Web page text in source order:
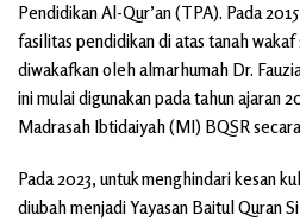
Pendidikan Al-Qur’an (TPA). Pada
fasilitas pendidikan di atas tanah wakaf
diwakafkan oleh almarhumah Dr.
ini mulai digunakan pada tahun ajaran
Madrasah Ibtidaiyah (MI) BQSR
Pada 2023, untuk menghindari kesan
diubah menjadi Yayasan Baitul Quran